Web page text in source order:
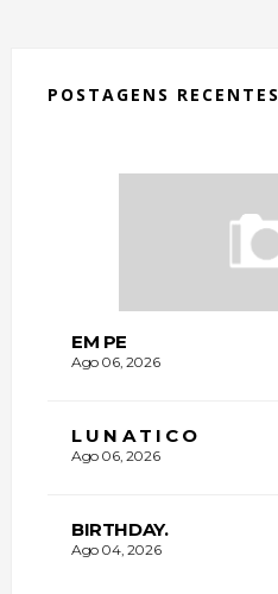
POSTAGENS RECENTES
EM PE
Ago 06, 2026
L U N A T I C O
Ago 06, 2026
BIRTHDAY.
Ago 04, 2026